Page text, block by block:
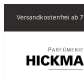
Versandkostenfrei ab